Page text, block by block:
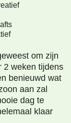
om zijn
2 weken tijdens
benieuwd wat
aan zal
dag te
klaar